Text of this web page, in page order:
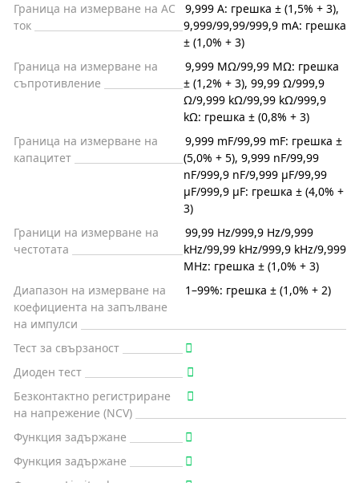
Граница на измерване на AC
ток
9,999 A: грешка ± (1,5% + 3),
9,999/99,99/999,9 mA: грешка
± (1,0% + 3)
Граница на измерване на
съпротивление
9,999 MΩ/99,99 MΩ: грешка
± (1,2% + 3), 99,99 Ω/999,9
Ω/9,999 kΩ/99,99 kΩ/999,9
kΩ: грешка ± (0,8% + 3)
Граница на измерване на
капацитет
9,999 mF/99,99 mF: грешка ±
(5,0% + 5), 9,999 nF/99,99
nF/999,9 nF/9,999 µF/99,99
µF/999,9 µF: грешка ± (4,0% +
3)
Граници на измерване на
честотата
99,99 Hz/999,9 Hz/9,999
kHz/99,99 kHz/999,9 kHz/9,999
MHz: грешка ± (1,0% + 3)
Диапазон на измерване на
коефициента на запълване
на импулси
1–99%: грешка ± (1,0% + 2)
Тест за свързаност
Диоден тест
Безконтактно регистриране
на напрежение (NCV)
Функция задържане
Функция задържане